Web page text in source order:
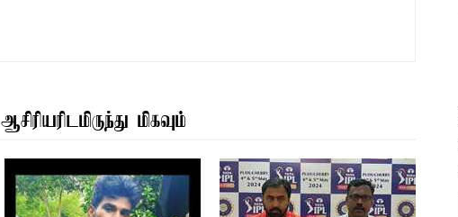
ஆசிரியரிடமிருந்து மிகவும்